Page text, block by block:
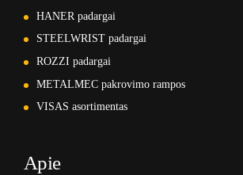
HANER padargai
STEELWRIST padargai
ROZZI padargai
METALMEC pakrovimo rampos
VISAS asortimentas
Apie